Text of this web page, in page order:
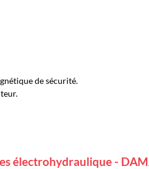
de sécurité.
électrohydraulique -